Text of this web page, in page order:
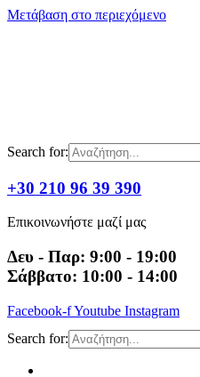
Μετάβαση στο περιεχόμενο
Search for:
+30 210 96 39 390
Επικοινωνήστε μαζί μας
Δευ - Παρ: 9:00 - 19:00
Σάββατο: 10:00 - 14:00
Facebook-fYoutube Instagram
Search for: